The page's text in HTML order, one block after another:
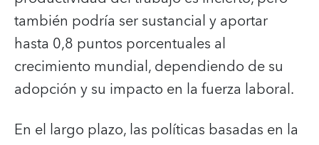
también podría ser sustancial y aportar
hasta 0,8 puntos porcentuales al
crecimiento mundial, dependiendo de su
adopción y su impacto en la fuerza laboral.
En el largo plazo, las políticas basadas en la